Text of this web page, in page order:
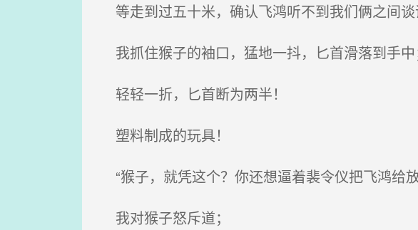
等走到过五十米，确认飞鸿听不到我们俩之间谈
我抓住猴子的袖口，猛地一抖，匕首滑落到手中
轻轻一折，匕首断为两半！
塑料制成的玩具！
“猴子，就凭这个？你还想逼着裴令仪把飞鸿给
我对猴子怒斥道；